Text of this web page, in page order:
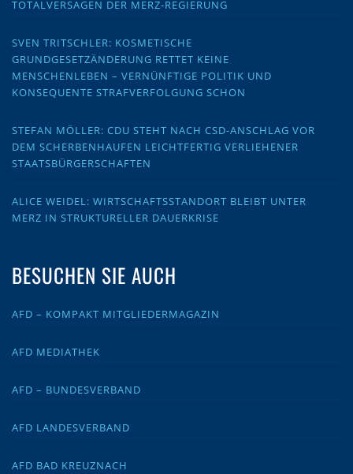
TOTALVERSAGEN DER MERZ-REGIERUNG
SVEN TRITSCHLER: KOSMETISCHE
GRUNDGESETZÄNDERUNG RETTET KEINE
MENSCHENLEBEN – VERNÜNFTIGE POLITIK UND
KONSEQUENTE STRAFVERFOLGUNG SCHON
STEFAN MÖLLER: CDU STEHT NACH CSD-ANSCHLAG VOR
DEM SCHERBENHAUFEN LEICHTFERTIG VERLIEHENER
STAATSBÜRGERSCHAFTEN
ALICE WEIDEL: WIRTSCHAFTSSTANDORT BLEIBT UNTER
MERZ IN STRUKTURELLER DAUERKRISE
BESUCHEN SIE AUCH
AFD – KOMPAKT MITGLIEDERMAGAZIN
AFD MEDIATHEK
AFD – BUNDESVERBAND
AFD LANDESVERBAND
AFD BAD KREUZNACH